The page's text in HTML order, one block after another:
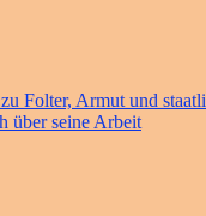
Folter, Armut und
über seine Arbeit